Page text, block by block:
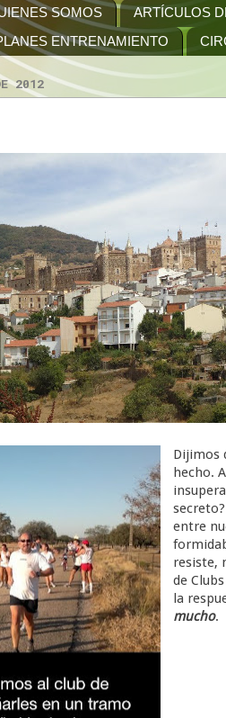
SOMOS ARTÍCULOS
ENTRENAMIENTO
2012
Dijimos
hecho.
entre
resiste,
de
la
mucho.